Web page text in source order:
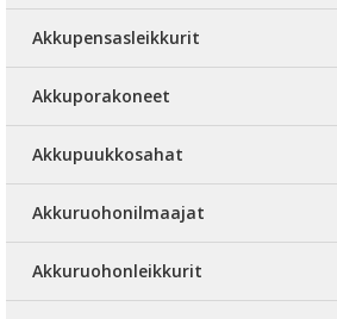
Akkupensasleikkurit
Akkuporakoneet
Akkupuukkosahat
Akkuruohonilmaajat
Akkuruohonleikkurit